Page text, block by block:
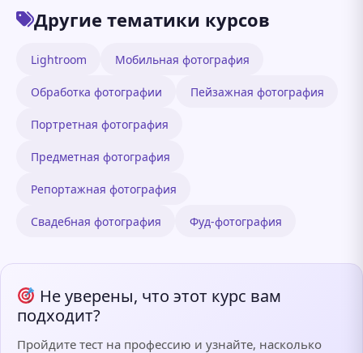
Другие тематики курсов
Lightroom Мобильная фотография
Обработка фотографии Пейзажная фотография
Портретная фотография
Предметная фотография
Репортажная фотография
Свадебная фотография Фуд-фотография
Не уверены, что этот курс вам
подходит?
Пройдите тест на профессию и узнайте, насколько